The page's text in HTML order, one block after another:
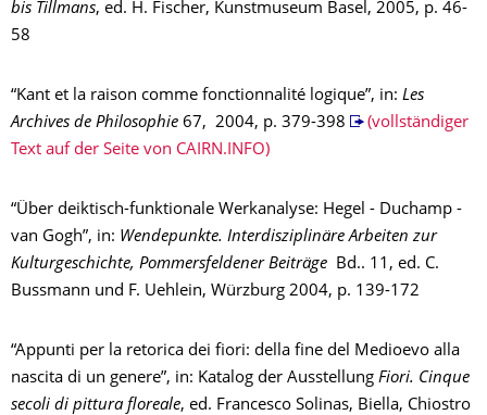
bis Tillmans, ed. H. Fischer, Kunstmuseum Basel, 2005, p. 46-
58
“Kant et la raison comme fonctionnalité logique”, in: Les
Archives de Philosophie 67, 2004, p. 379-398
(vollständiger
Text auf der Seite von CAIRN.INFO)
“Über deiktisch-funktionale Werkanalyse: Hegel - Duchamp -
van Gogh”, in: Wendepunkte. Interdisziplinäre Arbeiten zur
Kulturgeschichte, Pommersfeldener Beiträge Bd.. 11, ed. C.
Bussmann und F. Uehlein, Würzburg 2004, p. 139-172
“Appunti per la retorica dei fiori: della fine del Medioevo alla
nascita di un genere”, in: Katalog der Ausstellung Fiori. Cinque
secoli di pittura floreale, ed. Francesco Solinas, Biella, Chiostro